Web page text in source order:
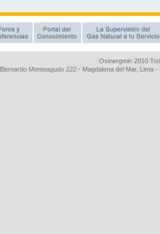
Osinergmin 2010
Bernardo Monteagudo 222 - Magdalena del Mar, Lima